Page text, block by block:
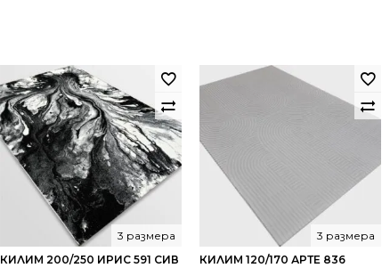
КИЛИМ 200/250 ИРИС 591 СИВ
3 размера
КИЛИМ 120/170 АРТЕ 836
3 размера